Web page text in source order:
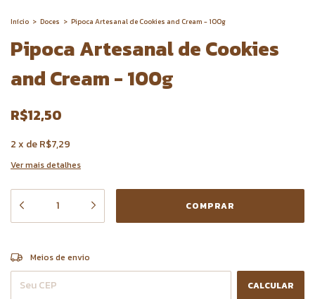
Início > Doces > Pipoca Artesanal de Cookies and Cream - 100g
Pipoca Artesanal de Cookies
and Cream - 100g
R$12,50
2x deR$7,29
Ver mais detalhes
Entregas para o CEP:
Meios de envio
CALCULAR